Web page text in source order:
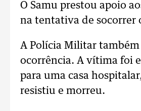
O Samu prestou apoio
na tentativa de socorrer
A Polícia Militar
ocorrência. A vítima foi
para uma casa
resistiu e morreu.